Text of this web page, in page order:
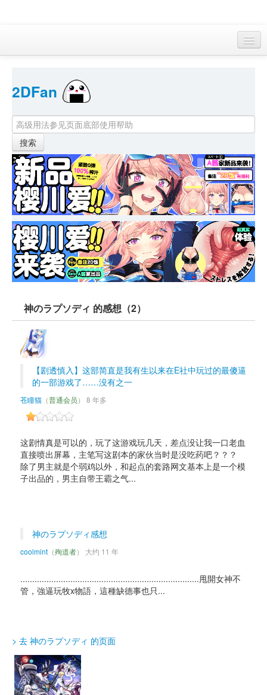
首页
找游戏
下资源
目录
本月新作
站内动态
小组
KF Online
2DFan
神のラプソディ 的感想（2）
【剧透慎入】这部简直是我有生以来在E社中玩过的最傻逼
的一部游戏了……没有之一
苍瞳猫 （普通会员） 8 年多
这剧情真是可以的，玩了这游戏玩几天，差点没让我一口老血
直接喷出屏幕，主笔写这剧本的家伙当时是没吃药吧？？？
除了男主就是个弱鸡以外，和起点的套路网文基本上是一个模
子出品的，男主自带王霸之气...
神のラプソディ感想
coolmint （殉道者） 大约 11 年
...........................................................................甩開女神不
管，強逼玩牧x物語，這種缺德事也只...
> 去 神のラプソディ 的页面